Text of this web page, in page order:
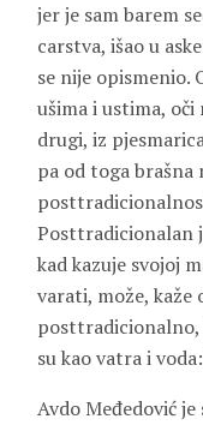
jer je sam barem
carstva, išao u
se nije opismenio.
ušima i ustima,
drugi, iz
pa od toga brašna
Posttradicionalan
kad kazuje svojoj
varati, može, kaže
posttradicionalno,
su kao vatra i
Avdo Međedović